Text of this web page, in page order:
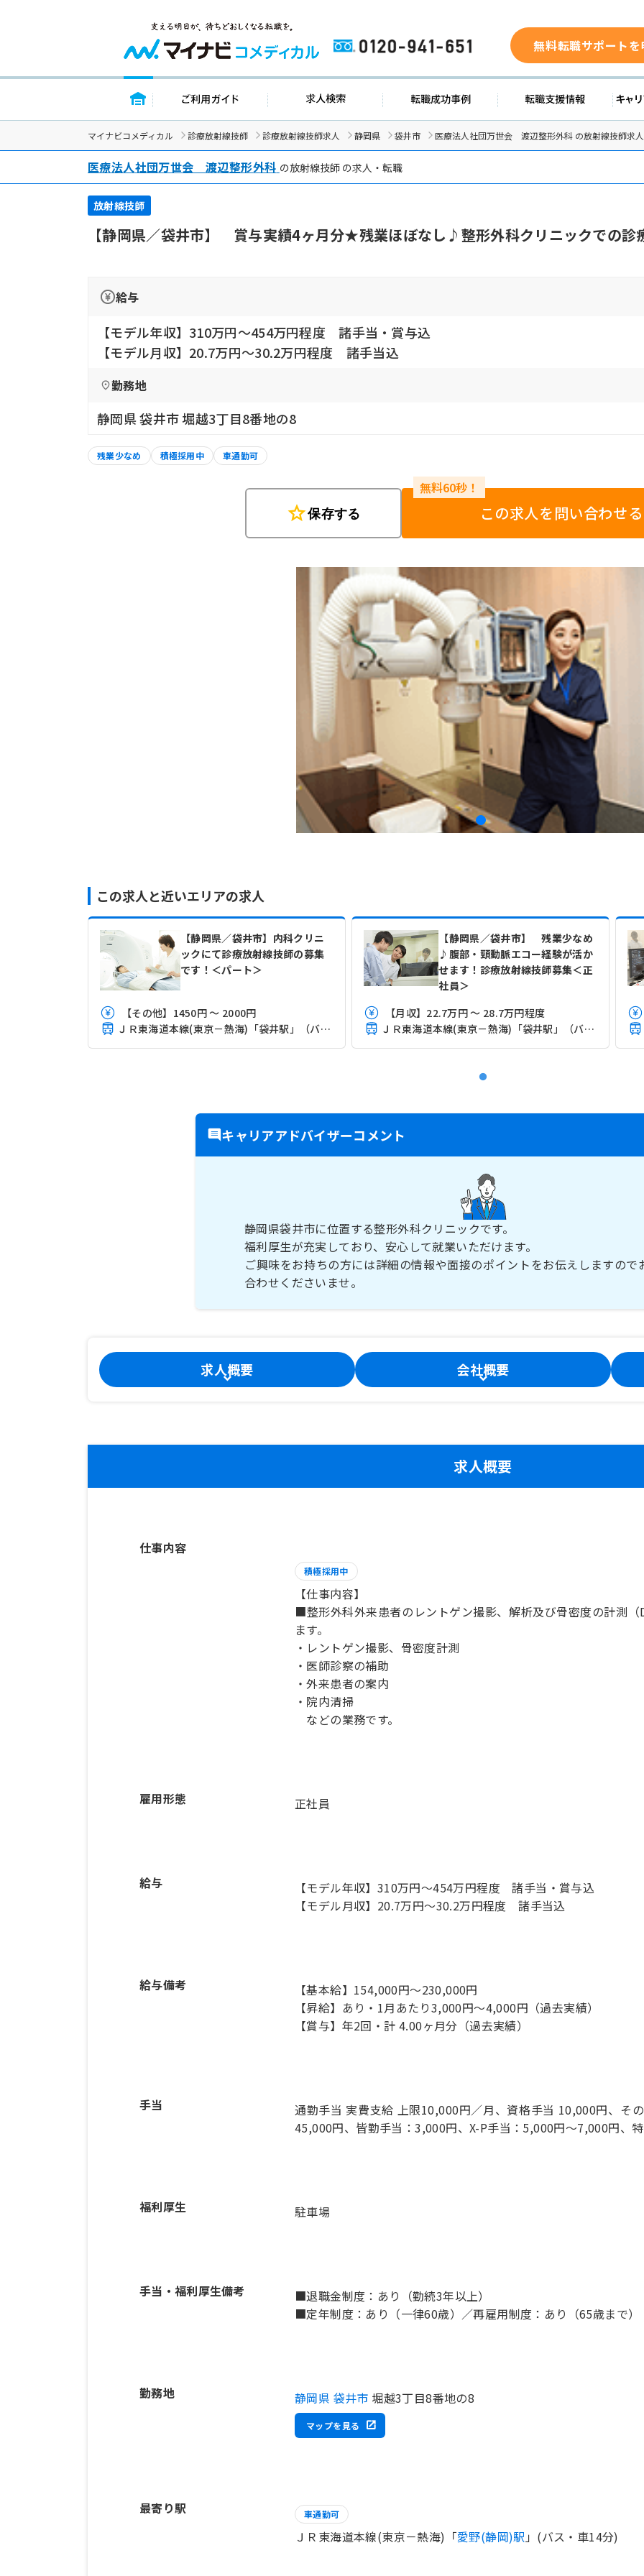
0120-941-651 無料転職サポート
トップページ ご利用ガイド 求人検索 転職成功事例 転職支援
マイナビコメディカル 診療放射線技師 診療放射線技師求人 静岡県 袋井市 医療法人社団万世会 渡辺整形外科 の放射線技師求人
医療法人社団万世会 渡辺整形外科 の放射線技師 の求人・転職
放射線技師
【静岡県／袋井市】 賞与実績4ヶ月分★残業ほぼなし♪整形外科クリニックでの診
給与
【モデル年収】310万円〜454万円程度 諸手当・賞与込
【モデル月収】20.7万円〜30.2万円程度 諸手当込
勤務地
静岡県 袋井市 堀越3丁目8番地の8
残業少なめ 積極採用中 車通勤可
star保存する この求人を問い合わせる
この求人と近いエリアの求人
【静岡県／袋井市】内科クリニ
ックにて診療放射線技師の募集
です！＜パート＞
【その他】1450円 ～ 2000円
ＪＲ東海道本線(東京－熱海)「袋井駅」（バス・車10分）
【静岡県／袋井市】 残業少なめ
♪腹部・頸動脈エコー経験が活か
せます！診療放射線技師募集＜正
社員＞
【月収】22.7万円 ～ 28.7万円程度
ＪＲ東海道本線(東京－熱海)「袋井駅」（バス・車10分）
キャリアアドバイザーコメント
静岡県袋井市に位置する整形外科クリニックです。
福利厚生が充実しており、安心して就業いただけます。
ご興味をお持ちの方には詳細の情報や面接のポイントをお伝えしますので
合わせくださいませ。
求人概要 会社概要
求人概要
仕事内容
積極採用中
【仕事内容】
■整形外科外来患者のレントゲン撮影、解析及び骨密度の計測
ます。
・レントゲン撮影、骨密度計測
・医師診察の補助
・外来患者の案内
・院内清掃
などの業務です。
雇用形態 正社員
給与
【モデル年収】310万円〜454万円程度 諸手当・賞与込
【モデル月収】20.7万円〜30.2万円程度 諸手当込
給与備考
【基本給】154,000円～230,000円
【昇給】あり・1月あたり3,000円～4,000円（過去実績）
【賞与】年2回・計 4.00ヶ月分（過去実績）
手当
通勤手当 実費支給 上限10,000円／月、資格手当 10,000円、そ
45,000円、皆勤手当：3,000円、X-P手当：5,000円～7,000円、
福利厚生 駐車場
手当・福利厚生備考
■退職金制度：あり（勤続3年以上）
■定年制度：あり（一律60歳）／再雇用制度：あり（65歳まで）
勤務地 静岡県 袋井市 堀越3丁目8番地の8
マップを見る
最寄り駅 車通勤可
ＪＲ東海道本線(東京－熱海)「愛野(静岡)駅 」(バス・車14分)